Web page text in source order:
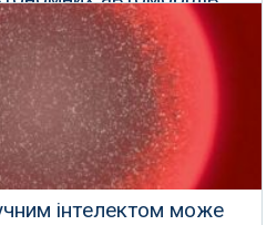
Серпня 2017 р.
інтелектом може